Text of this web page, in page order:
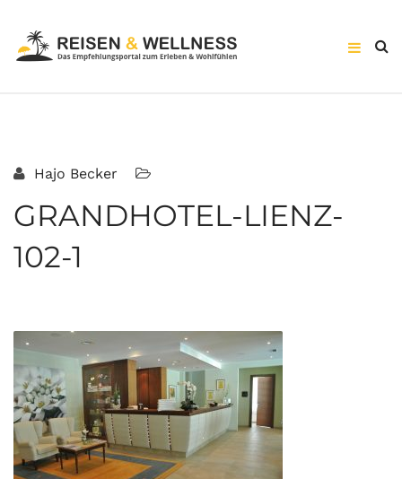
Hajo Becker
GRANDHOTEL-LIENZ-
102-1